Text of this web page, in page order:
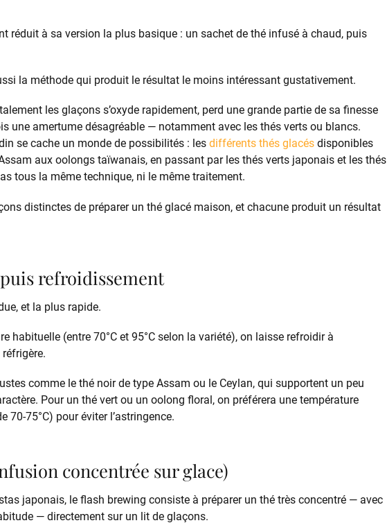
réduit à sa version la plus basique : un sachet de thé infusé à chaud, puis
la méthode qui produit le résultat le moins intéressant gustativement.
les glaçons s’oxyde rapidement, perd une grande partie de sa finesse
une amertume désagréable — notamment avec les thés verts ou blancs.
se cache un monde de possibilités : les différents thés glacés disponibles
aux oolongs taïwanais, en passant par les thés verts japonais et les thés
tous la même technique, ni le même traitement.
distinctes de préparer un thé glacé maison, et chacune produit un résultat
refroidissement
et la plus rapide.
habituelle (entre 70°C et 95°C selon la variété), on laisse refroidir à
comme le thé noir de type Assam ou le Ceylan, qui supportent un peu
Pour un thé vert ou un oolong floral, on préférera une température
70-75°C) pour éviter l’astringence.
concentrée sur glace)
japonais, le flash brewing consiste à préparer un thé très concentré — avec
— directement sur un lit de glaçons.